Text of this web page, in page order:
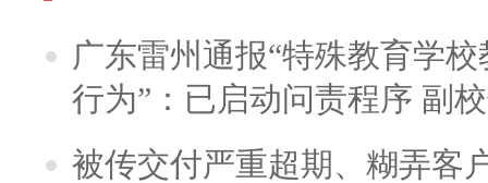
广东雷州通报“特殊教育学
行为”：已启动问责程序 副
被传交付严重超期、糊弄客